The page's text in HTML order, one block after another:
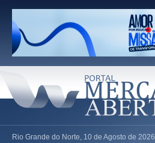
Rio Grande do Norte, 10 de Agosto de 2026